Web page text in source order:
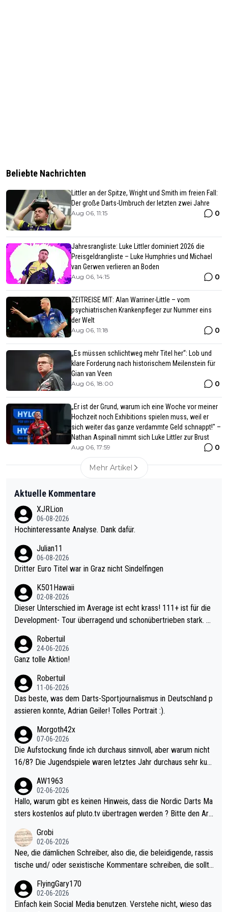
Beliebte Nachrichten
Littler an der Spitze, Wright und Smith im freien Fall:
Der große Darts-Umbruch der letzten zwei Jahre
Aug 06, 11:15 0
Jahresrangliste: Luke Littler dominiert 2026 die
Preisgeldrangliste – Luke Humphries und Michael
van Gerwen verlieren an Boden
Aug 06, 14:15 0
ZEITREISE MIT: Alan Warriner-Little – vom
psychiatrischen Krankenpfleger zur Nummer eins
der Welt
Aug 06, 11:18 0
„Es müssen schlichtweg mehr Titel her“: Lob und
klare Forderung nach historischem Meilenstein für
Gian van Veen
Aug 06, 18:00 0
„Er ist der Grund, warum ich eine Woche vor meiner
Hochzeit noch Exhibitions spielen muss, weil er
sich weiter das ganze verdammte Geld schnappt!" –
Nathan Aspinall nimmt sich Luke Littler zur Brust
Aug 06, 17:59 0
Mehr Artikel
Aktuelle Kommentare
XJRLion
06-08-2026
Hochinteressante Analyse. Dank dafür.
Julian11
06-08-2026
Dritter Euro Titel war in Graz nicht Sindelfingen
K501Hawaii
02-08-2026
Dieser Unterschied im Average ist echt krass! 111+ ist für die
Development- Tour überragend und schonübertrieben stark. U
mal 40+ erst recht. Da gewinnst keinen Blumentopf - ist ja noc
h krasser wie ein Pokalspiel eines Kreisligisten vs einem Bund
Robertuil
24-06-2026
Ganz tolle Aktion!
Robertuil
11-06-2026
Das beste, was dem Darts-Sportjournalismus in Deutschland p
assieren konnte, Adrian Geiler! Tolles Portrait :).
Morgoth42x
07-06-2026
Die Aufstockung finde ich durchaus sinnvoll, aber warum nicht
16/8? Die Jugendspiele waren letztes Jahr durchaus sehr kurz
Allerdings ist Mitchell Lawrie als Nummer 1 der Welt eh qualifi
ziert. Somit ändert die automatische Qualifikation des Weltmei
sters erstmal nichts. Ich denke sie wollen damit für nächstes J
ohl wenig WDF Turniere spielen. Dies war bei Archie Self letzt
es Jahr der Fall. Er musste als amtierender Weltmeister durch
den Qualifier und ich glaube kaum, dass Mitchel sich das (in Ve
gas) antun würde, wenn er doch eigentlich die PDC-WM als Zi
el hat.
AW1963
02-06-2026
Hallo, warum gibt es keinen Hinweis, dass die Nordic Darts Ma
sters kostenlos auf pluto.tv übertragen werden ? Bitte den Arti
Grobi
02-06-2026
Nee, die dämlichen Schreiber, also die, die beleidigende, rassis
tische und/ oder sexistische Kommentare schreiben, die sollte
s Leben in den Griff kriegen. Nur eins wundert mich: Luke Little
r war doch neulich erst derjenige, der über Social Media GvV p
FlyingGary170
02-06-2026
Einfach kein Social Media benutzen. Verstehe nicht, wieso das